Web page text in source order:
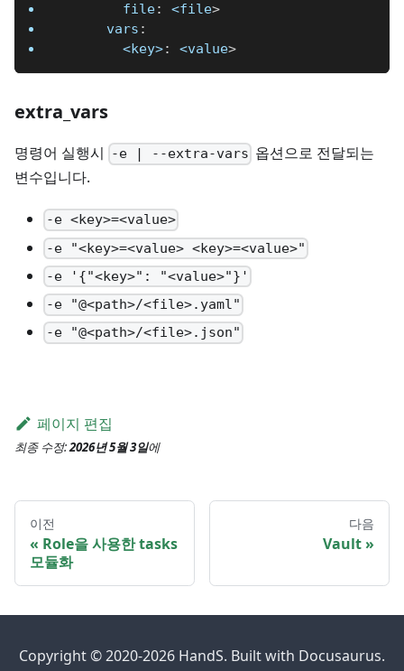
file: <file>
vars :
<key>: <value>
extra_vars
명령어 실행시 -e | --extra-vars 옵션으로 전달되는
변수입니다.
-e <key>=<value>
-e "<key>=<value> <key>=<value>"
-e '{"<key>": "<value>"}'
-e "@<path>/<file>.yaml"
-e "@<path>/<file>.json"
페이지 편집
최종 수정:2026년 5월 3일에
이전
Role을 사용한 tasks
모듈화
다음
Vault
Copyright © 2020-2026 HandS. Built with Docusaurus.